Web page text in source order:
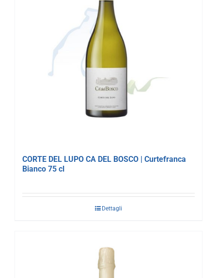
CORTE DEL LUPO CA DEL BOSCO | Curtefranca
Bianco 75 cl
Dettagli